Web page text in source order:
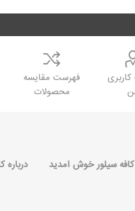
فهرست مقایسه
محصولات
سیلور خوش آمدید درباره